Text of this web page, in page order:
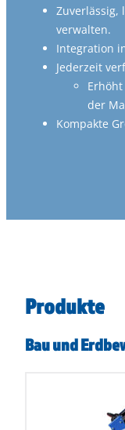
Zuverlässig,
verwalten.
Integration
Jederzeit
der
Kompakte
Produkte
Bau und